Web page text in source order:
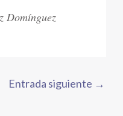
Domínguez
Entrada siguiente →